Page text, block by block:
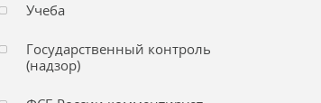
Учеба
Государственный контроль
(надзор)